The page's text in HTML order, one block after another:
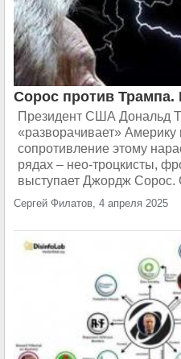
Сорос против
Президент США Дональд
«разворачивает» Америку
сопротивление этому
рядах – нео-троцкисты,
выступает Джордж Сорос.
Сергей Филатов, 4 апреля 2025